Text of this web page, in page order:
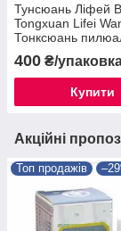
Тунсюань Ліфей
Tongxuan Lifei
Тонксюань
шляхів
400 ₴/
Купити
Акційні
Топ продажів